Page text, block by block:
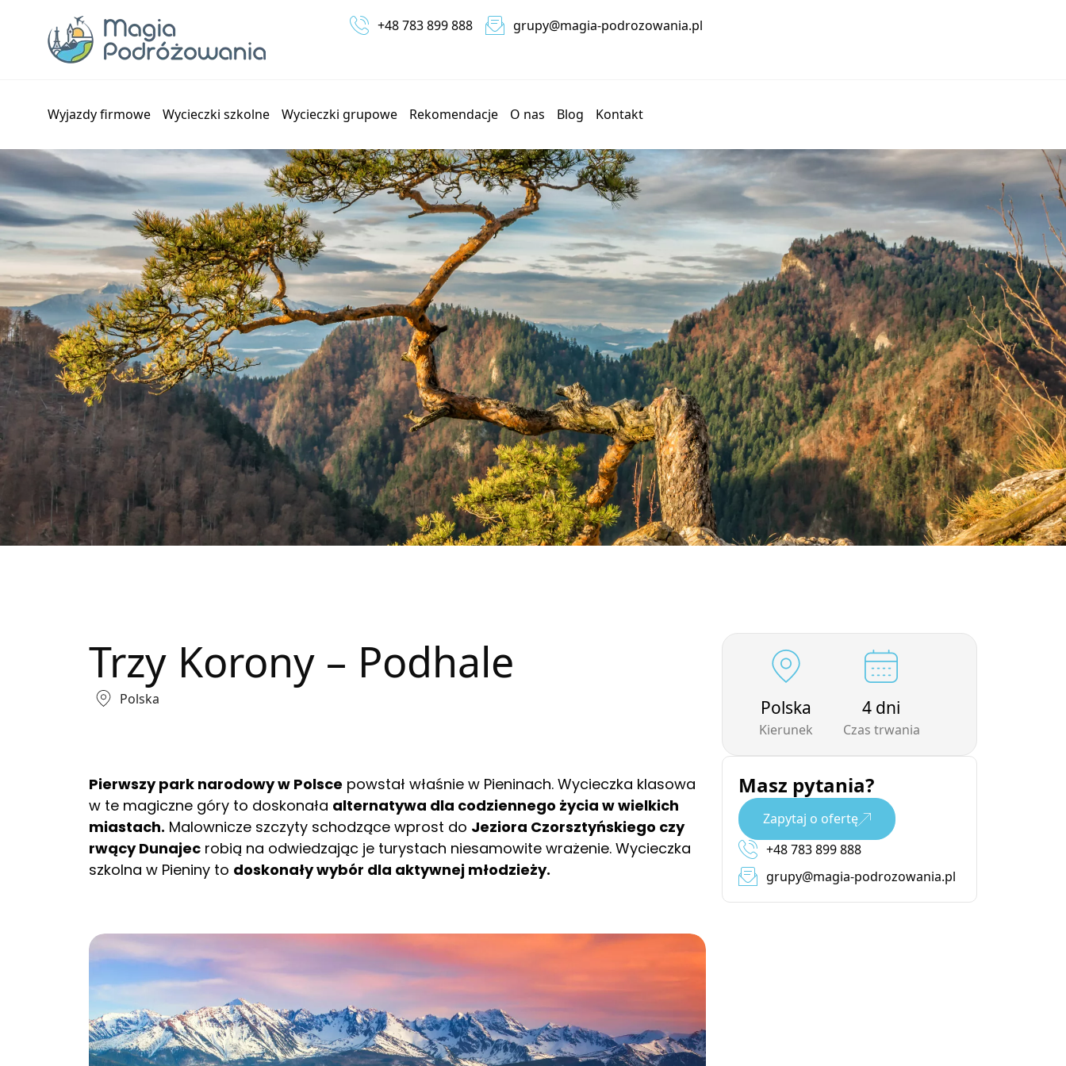
+48 783 899 888 grupy@magia-podrozowania.pl
Wyjazdy firmowe Wycieczki szkolne Wycieczki grupowe Rekomendacje O nas Blog Kontakt
Trzy Korony – Podhale
Polska
Pierwszy park narodowy w Polsce powstał właśnie w Pieninach. Wycieczka klasowa
w te magiczne góry to doskonała alternatywa dla codziennego życia w wielkich
miastach. Malownicze szczyty schodzące wprost do Jeziora Czorsztyńskiego czy
rwący Dunajec robią na odwiedzając je turystach niesamowite wrażenie. Wycieczka
szkolna w Pieniny to doskonały wybór dla aktywnej młodzieży.
Polska
Kierunek
4 dni
Czas trwania
Masz pytania?
Zapytaj o ofertę
+48 783 899 888
grupy@magia-podrozowania.pl